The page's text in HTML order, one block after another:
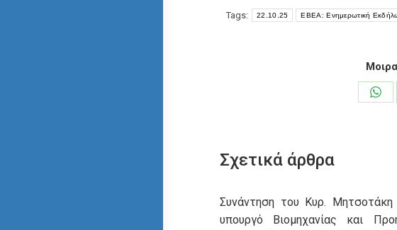
Tags:
22.10.25 EBEA: Ενημερωτική
Σχετικά άρθρα
Συνάντηση του Κυρ.
υπουργό Βιομηχανίας και